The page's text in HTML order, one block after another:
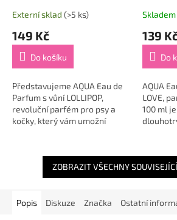
Externí sklad (>5 ks)
149 Kč
Do košíku
Představujeme AQUA Eau de
Parfum s vůní LOLLIPOP,
revoluční parfém pro psy a
kočky, který vám umožní
dny. Díky speciálně...
139
Do
AQUA
LOVE,
100 ml
ZOBRAZIT VŠECHNY
Popis Diskuze Značka Ostatní